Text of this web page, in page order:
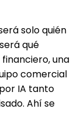
solo quién
qué
una
comercial
IA tanto
Ahí se